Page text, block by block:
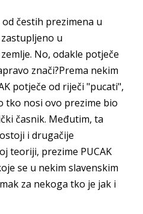
od čestih prezimena u
u
No, odakle potječe
znači?Prema nekim
potječe od riječi "pucati",
tko nosi ovo prezime bio
časnik. Međutim, ta
i drugačije
teoriji, prezime PUCAK
se u nekim slavenskim
za nekoga tko je jak i